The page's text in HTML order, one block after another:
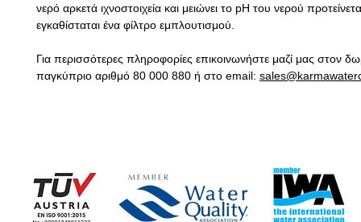
νερό αρκετά ιχνοστοιχεία και μειώνει το pH του νερού
εγκαθίσταται ένα φίλτρο εμπλουτισμού.
Για περισσότερες πληροφορίες επικοινωνήστε μαζί μας στον
παγκύπριο αριθμό 80 000 880 ή στο email: sales@